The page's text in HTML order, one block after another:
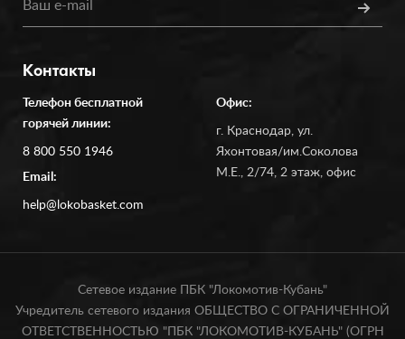
Контакты
Телефон бесплатной
горячей линии:
8 800 550 1946
Email:
help@lokobasket.com
Офис:
г. Краснодар, ул.
Яхонтовая/им.Соколова
М.Е., 2/74, 2 этаж, офис
Сетевое издание ПБК "Локомотив-Кубань"
Учредитель сетевого издания ОБЩЕСТВО С ОГРАНИЧЕННОЙ
ОТВЕТСТВЕННОСТЬЮ "ПБК "ЛОКОМОТИВ-КУБАНЬ" (ОГРН